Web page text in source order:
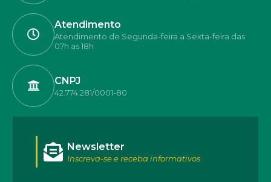
Atendimento
Atendimento de Segunda-feira a Sexta-feira das
07h as 18h
CNPJ
42.774.281/0001-80
Newsletter
Inscreva-se e receba informativos